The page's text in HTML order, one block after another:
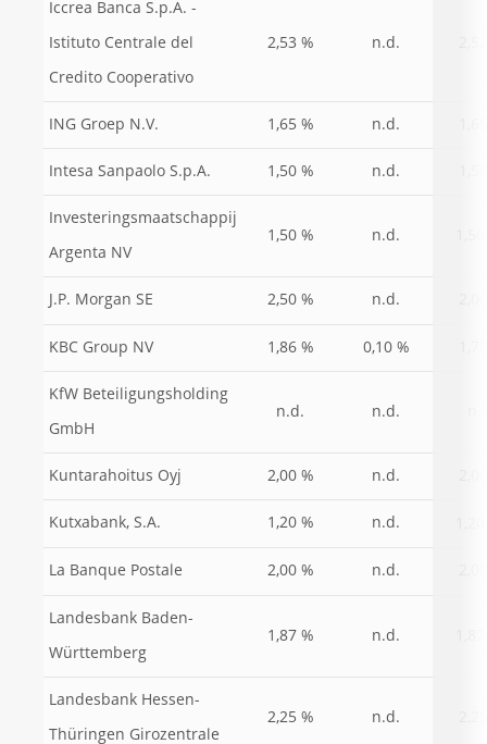
Iccrea Banca S.p.A. -
Istituto Centrale del
Credito Cooperativo
2,53 % n.d.
ING Groep N.V. 1,65 % n.d.
Intesa Sanpaolo S.p.A. 1,50 % n.d.
Investeringsmaatschappij
Argenta NV
1,50 % n.d.
J.P. Morgan SE 2,50 % n.d.
KBC Group NV 1,86 % 0,10 %
KfW Beteiligungsholding
GmbH
n.d. n.d.
Kuntarahoitus Oyj 2,00 % n.d.
Kutxabank, S.A. 1,20 % n.d.
La Banque Postale 2,00 % n.d.
Landesbank Baden-
Württemberg
1,87 % n.d.
Landesbank Hessen-
Thüringen Girozentrale
2,25 % n.d.